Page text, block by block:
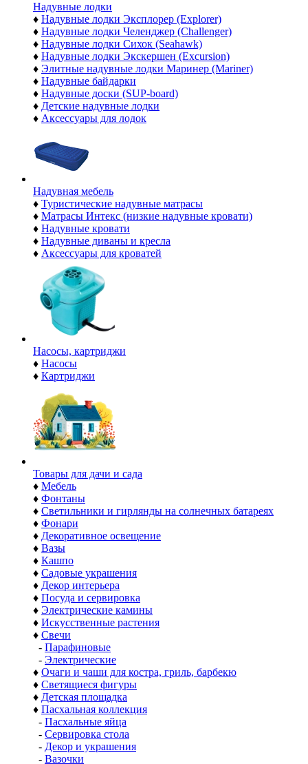
Надувные лодки
♦ Надувные лодки Эксплорер (Explorer)
♦ Надувные лодки Челенджер (Challenger)
♦ Надувные лодки Сихок (Seahawk)
♦ Надувные лодки Экскершен (Excursion)
♦ Элитные надувные лодки Маринер (Mariner)
♦ Надувные байдарки
♦ Надувные доски (SUP-board)
♦ Детские надувные лодки
♦ Аксессуары для лодок
Надувная мебель
♦ Туристические надувные матрасы
♦ Матрасы Интекс (низкие надувные кровати)
♦ Надувные кровати
♦ Надувные диваны и кресла
♦ Аксессуары для кроватей
Насосы, картриджи
♦ Насосы
♦ Картриджи
Товары для дачи и сада
♦ Мебель
♦ Фонтаны
♦ Светильники и гирлянды на солнечных батареях
♦ Фонари
♦ Декоративное освещение
♦ Вазы
♦ Кашпо
♦ Садовые украшения
♦ Декор интерьера
♦ Посуда и сервировка
♦ Электрические камины
♦ Искусственные растения
♦ Свечи
- Парафиновые
- Электрические
♦ Очаги и чаши для костра, гриль, барбекю
♦ Светящиеся фигуры
♦ Детская площадка
♦ Пасхальная коллекция
- Пасхальные яйца
- Сервировка стола
- Декор и украшения
- Вазочки